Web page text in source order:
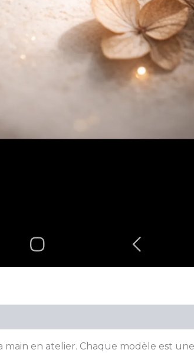
main en atelier. Chaque modèle est